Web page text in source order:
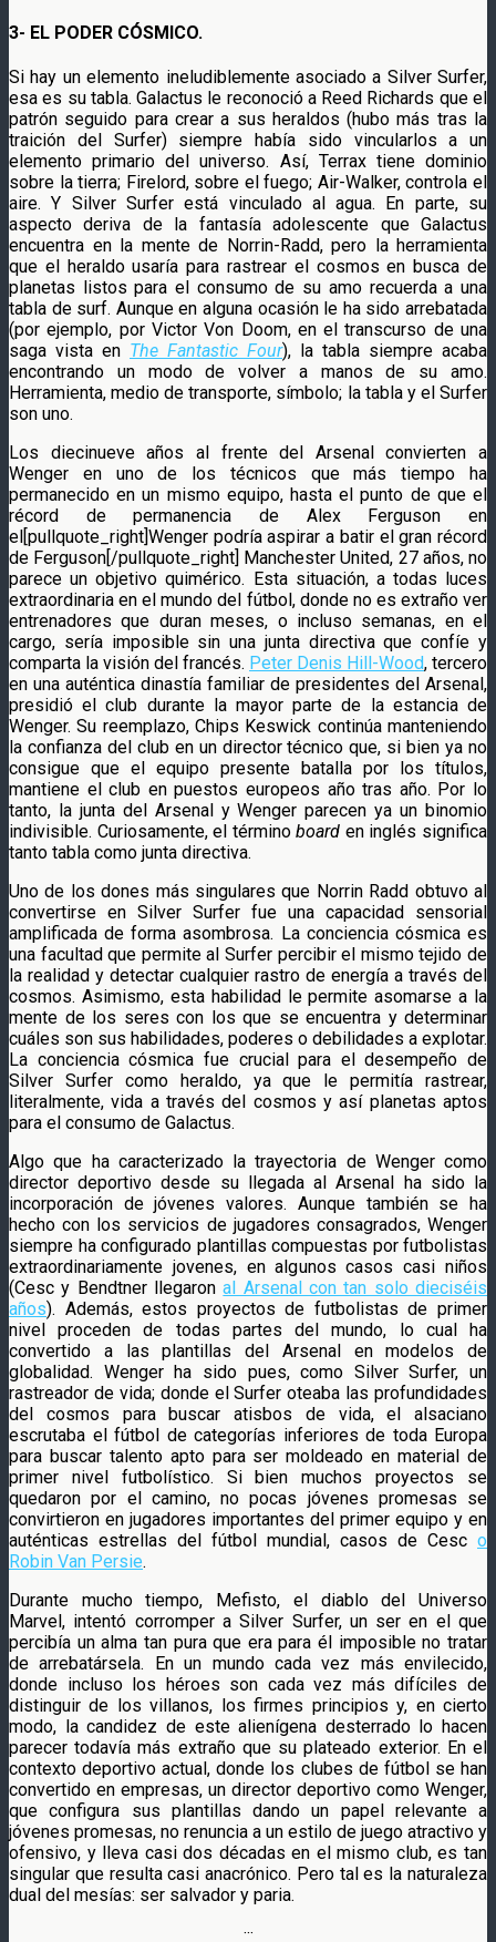
3- EL PODER CÓSMICO.
Si hay un elemento ineludiblemente asociado a Silver Surfer,
esa es su tabla. Galactus le reconoció a Reed Richards que el
patrón seguido para crear a sus heraldos (hubo más tras la
traición del Surfer) siempre había sido vincularlos a un
elemento primario del universo. Así, Terrax tiene dominio
sobre la tierra; Firelord, sobre el fuego; Air-Walker, controla el
aire. Y Silver Surfer está vinculado al agua. En parte, su
aspecto deriva de la fantasía adolescente que Galactus
encuentra en la mente de Norrin-Radd, pero la herramienta
que el heraldo usaría para rastrear el cosmos en busca de
planetas listos para el consumo de su amo recuerda a una
tabla de surf. Aunque en alguna ocasión le ha sido arrebatada
(por ejemplo, por Victor Von Doom, en el transcurso de una
saga vista en The Fantastic Four), la tabla siempre acaba
encontrando un modo de volver a manos de su amo.
Herramienta, medio de transporte, símbolo; la tabla y el Surfer
son uno.
Los diecinueve años al frente del Arsenal convierten a
Wenger en uno de los técnicos que más tiempo ha
permanecido en un mismo equipo, hasta el punto de que el
récord de permanencia de Alex Ferguson en
el[pullquote_right]Wenger podría aspirar a batir el gran récord
de Ferguson[/pullquote_right] Manchester United, 27 años, no
parece un objetivo quimérico. Esta situación, a todas luces
extraordinaria en el mundo del fútbol, donde no es extraño ver
entrenadores que duran meses, o incluso semanas, en el
cargo, sería imposible sin una junta directiva que confíe y
comparta la visión del francés. Peter Denis Hill-Wood, tercero
en una auténtica dinastía familiar de presidentes del Arsenal,
presidió el club durante la mayor parte de la estancia de
Wenger. Su reemplazo, Chips Keswick continúa manteniendo
la confianza del club en un director técnico que, si bien ya no
consigue que el equipo presente batalla por los títulos,
mantiene el club en puestos europeos año tras año. Por lo
tanto, la junta del Arsenal y Wenger parecen ya un binomio
indivisible. Curiosamente, el términoboard en inglés significa
tanto tabla como junta directiva.
Uno de los dones más singulares que Norrin Radd obtuvo al
convertirse en Silver Surfer fue una capacidad sensorial
amplificada de forma asombrosa. La conciencia cósmica es
una facultad que permite al Surfer percibir el mismo tejido de
la realidad y detectar cualquier rastro de energía a través del
cosmos. Asimismo, esta habilidad le permite asomarse a la
mente de los seres con los que se encuentra y determinar
cuáles son sus habilidades, poderes o debilidades a explotar.
La conciencia cósmica fue crucial para el desempeño de
Silver Surfer como heraldo, ya que le permitía rastrear,
literalmente, vida a través del cosmos y así planetas aptos
para el consumo de Galactus.
Algo que ha caracterizado la trayectoria de Wenger como
director deportivo desde su llegada al Arsenal ha sido la
incorporación de jóvenes valores. Aunque también se ha
hecho con los servicios de jugadores consagrados, Wenger
siempre ha configurado plantillas compuestas por futbolistas
extraordinariamente jovenes, en algunos casos casi niños
(Cesc y Bendtner llegaronal Arsenal con tan solo dieciséis
años). Además, estos proyectos de futbolistas de primer
nivel proceden de todas partes del mundo, lo cual ha
convertido a las plantillas del Arsenal en modelos de
globalidad. Wenger ha sido pues, como Silver Surfer, un
rastreador de vida; donde el Surfer oteaba las profundidades
del cosmos para buscar atisbos de vida, el alsaciano
escrutaba el fútbol de categorías inferiores de toda Europa
para buscar talento apto para ser moldeado en material de
primer nivel futbolístico. Si bien muchos proyectos se
quedaron por el camino, no pocas jóvenes promesas se
convirtieron en jugadores importantes del primer equipo y en
auténticas estrellas del fútbol mundial, casos de Cesc o
Robin Van Persie.
Durante mucho tiempo, Mefisto, el diablo del Universo
Marvel, intentó corromper a Silver Surfer, un ser en el que
percibía un alma tan pura que era para él imposible no tratar
de arrebatársela. En un mundo cada vez más envilecido,
donde incluso los héroes son cada vez más difíciles de
distinguir de los villanos, los firmes principios y, en cierto
modo, la candidez de este alienígena desterrado lo hacen
parecer todavía más extraño que su plateado exterior. En el
contexto deportivo actual, donde los clubes de fútbol se han
convertido en empresas, un director deportivo como Wenger,
que configura sus plantillas dando un papel relevante a
jóvenes promesas, no renuncia a un estilo de juego atractivo y
ofensivo, y lleva casi dos décadas en el mismo club, es tan
singular que resulta casi anacrónico. Pero tal es la naturaleza
dual del mesías: ser salvador y paria.
···